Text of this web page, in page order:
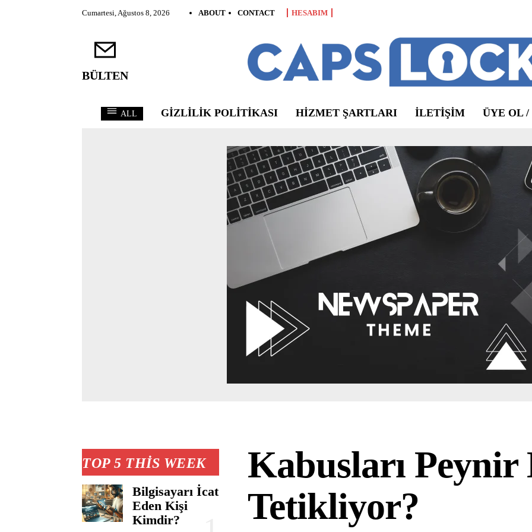
Cumartesi, Ağustos 8, 2026 ABOUT CONTACT HESABIM
BÜLTEN
ALL GIZLILIK POLITIKASI HIZMET ŞARTLARI ILETIŞIM ÜYE OL /
TOP 5 THIS WEEK
Bilgisayarı İcat
Eden Kişi
Kimdir?
Kabusları
Tetikliyor?